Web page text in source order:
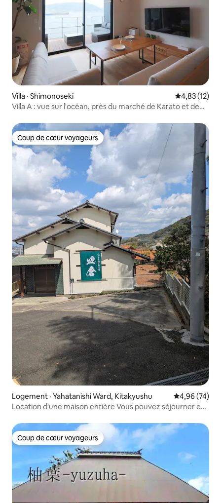
Villa · Shimonoseki Note
4,83 (12)
Villa A : vue sur l'océan, près du marché de Karato et de
Coup de cœur voyageurs
Coup de cœur voyageurs
Logement · Yahatanishi Ward, Kitakyushu Note
4,96 (74)
Location d'une maison entière Vous pouvez séjourner en
compagnie. Profitez librement des barbecues et des plats
mijotés
Coup de cœur voyageurs
Coup de cœur voyageurs